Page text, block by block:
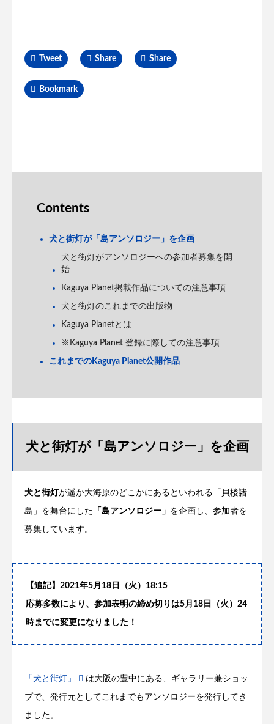
Tweet Share Share
Bookmark
Contents
犬と街灯が「島アンソロジー」を企画
犬と街灯がアンソロジーへの参加者募集を開
始
Kaguya Planet掲載作品についての注意事項
犬と街灯のこれまでの出版物
Kaguya Planetとは
※Kaguya Planet 登録に際しての注意事項
これまでのKaguya Planet公開作品
犬と街灯が「島アンソロジー」を企画
犬と街灯 が遥か大海原のどこかにあるといわれる「貝楼諸
島」を舞台にした 「島アンソロジー」 を企画し、参加者を
募集しています。
【追記】 2021年5月 18 日（火） 18:15
応募多数により、参加表明の締め切りは5月 18 日（火） 24
時までに変更になりました！
「犬と街灯」 は大阪の豊中にある、ギャラリー兼ショッ
プで、発行元としてこれまでもアンソロジーを発行してき
ました。